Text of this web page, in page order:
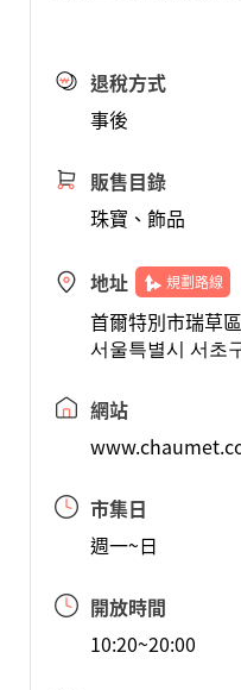
退稅方式
事後
販售目錄
珠寶、飾品
地址 規劃路線
首爾特別市瑞草
서울특별시 서초
網站
市集日
週一~日
開放時間
10:20~20:00